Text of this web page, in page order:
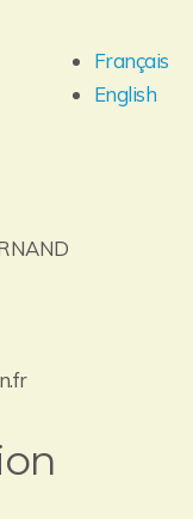
Français
English